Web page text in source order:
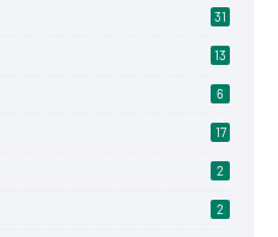
31
13
6
17
2
2